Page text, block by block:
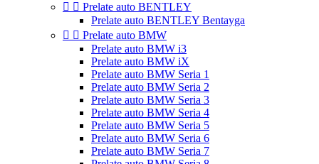
  Prelate auto BENTLEY
Prelate auto BENTLEY Bentayga
  Prelate auto BMW
Prelate auto BMW i3
Prelate auto BMW iX
Prelate auto BMW Seria 1
Prelate auto BMW Seria 2
Prelate auto BMW Seria 3
Prelate auto BMW Seria 4
Prelate auto BMW Seria 5
Prelate auto BMW Seria 6
Prelate auto BMW Seria 7